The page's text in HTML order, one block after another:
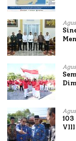
VIII